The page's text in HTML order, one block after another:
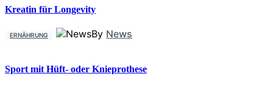
Kreatin für Longevity
ERNÄHRUNG By News
Sport mit Hüft- oder Knieprothese